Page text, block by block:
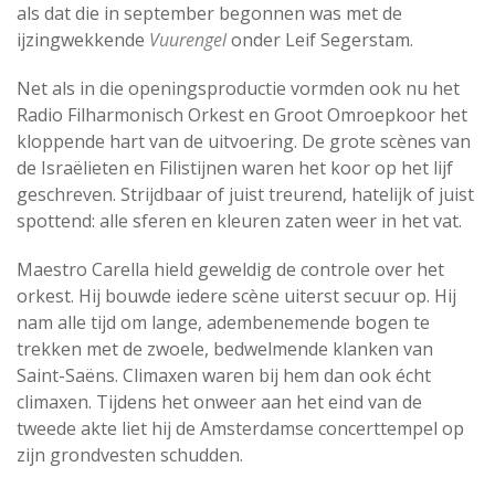
als dat die in september begonnen was met de
ijzingwekkende Vuurengelonder Leif Segerstam.
Net als in die openingsproductie vormden ook nu het
Radio Filharmonisch Orkest en Groot Omroepkoor het
kloppende hart van de uitvoering. De grote scènes van
de Israëlieten en Filistijnen waren het koor op het lijf
geschreven. Strijdbaar of juist treurend, hatelijk of juist
spottend: alle sferen en kleuren zaten weer in het vat.
Maestro Carella hield geweldig de controle over het
orkest. Hij bouwde iedere scène uiterst secuur op. Hij
nam alle tijd om lange, adembenemende bogen te
trekken met de zwoele, bedwelmende klanken van
Saint-Saëns. Climaxen waren bij hem dan ook écht
climaxen. Tijdens het onweer aan het eind van de
tweede akte liet hij de Amsterdamse concerttempel op
zijn grondvesten schudden.